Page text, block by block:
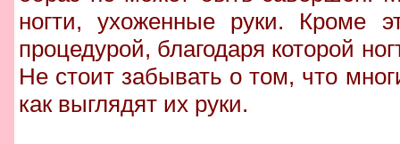
ногти, ухоженные руки. Кроме
процедурой, благодаря которой
Не стоит забывать о том, что
как выглядят их руки.